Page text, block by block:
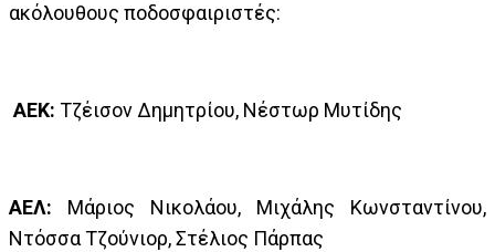
ακόλουθους ποδοσφαιριστές:
ΑΕΚ: Τζέισον Δημητρίου, Νέστωρ Μυτίδης
ΑΕΛ: Μάριος Νικολάου, Μιχάλης Κωνσταντίνου,
Ντόσσα Τζούνιορ, Στέλιος Πάρπας